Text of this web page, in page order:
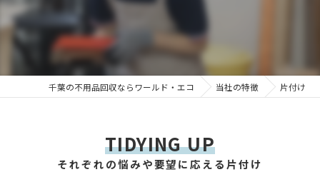
千葉の不用品回収ならワールド・エコ 当社の特徴 片付け
それぞれの悩みや要望に応える片付け
TIDYING UP